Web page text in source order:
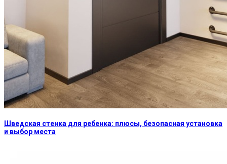
Шведская стенка для ребенка: плюсы, безопасная установка
и выбор места